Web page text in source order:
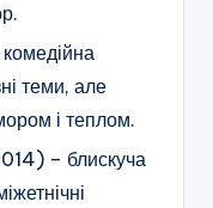
теми, але
і теплом.
– блискуча